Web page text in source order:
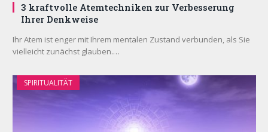
3 kraftvolle Atemtechniken zur Verbesserung
Ihrer Denkweise
Ihr Atem ist enger mit Ihrem mentalen Zustand verbunden, als Sie
vielleicht zunächst glauben.…
SPIRITUALITÄT